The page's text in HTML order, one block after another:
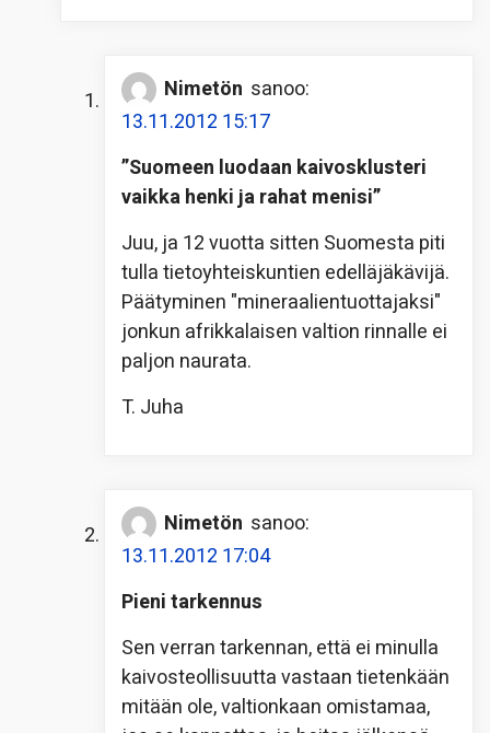
Nimetön sanoo:
13.11.2012 15:17
”Suomeen luodaan kaivosklusteri
vaikka henki ja rahat menisi”
Juu, ja 12 vuotta sitten Suomesta piti
tulla tietoyhteiskuntien edelläjäkävijä.
Päätyminen "mineraalientuottajaksi"
jonkun afrikkalaisen valtion rinnalle ei
paljon naurata.
T. Juha
Nimetön sanoo:
13.11.2012 17:04
Pieni tarkennus
Sen verran tarkennan, että ei minulla
kaivosteollisuutta vastaan tietenkään
mitään ole, valtionkaan omistamaa,